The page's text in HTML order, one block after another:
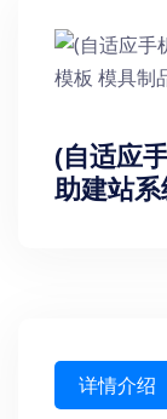
(自适应
助建站
详情介绍